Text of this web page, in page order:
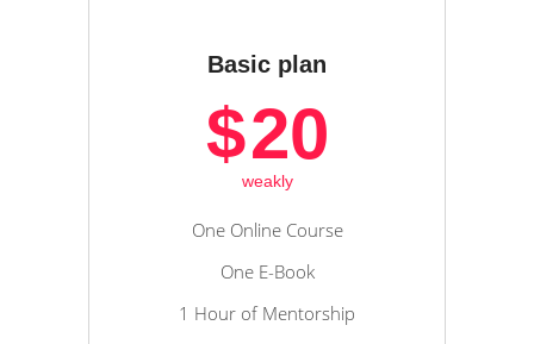
Basic plan
$20
weakly
One Online Course
One E-Book
1 Hour of Mentorship